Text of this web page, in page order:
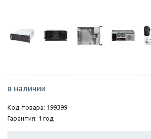
в наличии
Код товара: 199399
Гарантия: 1 год